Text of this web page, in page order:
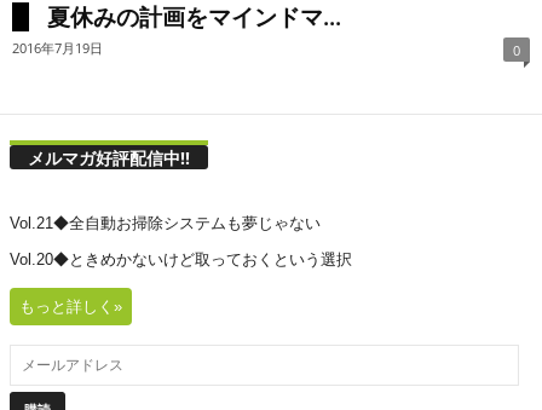
夏休みの計画をマインドマ...
2016年7月19日 0
メルマガ好評配信中!!
Vol.21◆全自動お掃除システムも夢じゃない
Vol.20◆ときめかないけど取っておくという選択
もっと詳しく»